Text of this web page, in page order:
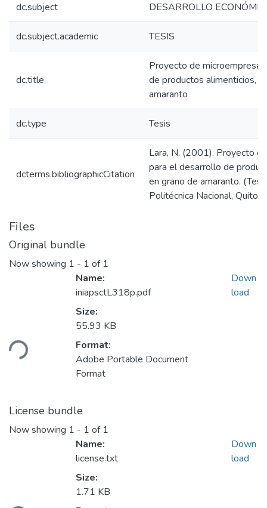
dc.subject DESARROLLO
dc.subject.academic TESIS
dc.title
Proyecto de microempresa
de productos alimenticios,
amaranto
dc.type Tesis
dcterms.bibliographicCitation
Lara, N. (2001). Proyecto
para el desarrollo de
en grano de amaranto.
Politécnica Nacional, Quito,
Files
Original bundle
Now showing 1 - 1 of 1
Name:
iniapsctL318p.pdf
Size:
55.93 KB
Format:
Adobe Portable Document
Format
Down
load
License bundle
Now showing 1 - 1 of 1
Name:
license.txt
Size:
1.71 KB
Down
load